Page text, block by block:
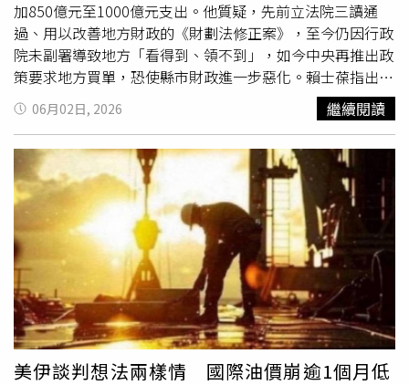
加850億元至1000億元支出。他質疑，先前立法院三讀通
過、用以改善地方財政的《財劃法修正案》，至今仍因行政
院未副署導致地方「看得到、領不到」，如今中央再推出政
策要求地方買單，恐使縣市財政進一步惡化。賴士葆指出，
少子化問題確實嚴重，也需要政府積極因應，但政策不能只
喊口號，財源更應明確。他表示，將要求「少子化大禮包」
的財源必須透過修法支應，清楚釐清中央與地方的分攤責
任。若中央不同意修法，就應由中央全額負擔，不能讓地方
財政持續惡化，進而排擠其他重要施政。賴士葆也批評，民
進黨執政後不斷主張在野黨無權透過修法增加社會福利支
出，認為這屬於行政院職權。但他回顧，民進黨過去在野
時，也曾提出老人津貼等社會福利政策主張，並成為地方選
舉的重要訴求。賴士葆質疑，為何民進黨在野時可以提出社
福加碼，現在卻不准在野黨透過修法推動社福政策，這是明
顯雙重標準。賴清德總統5月27日宣布「台灣人口對策新戰
略—家庭支持篇」，將少子女化問題定位為國家安全層級課
題，並從生育、養育、教育三大階段出發，提出加補助、減
06月02日, 2026 繼續閱讀
美伊談判想法兩樣情 國際油價崩逾1個月低